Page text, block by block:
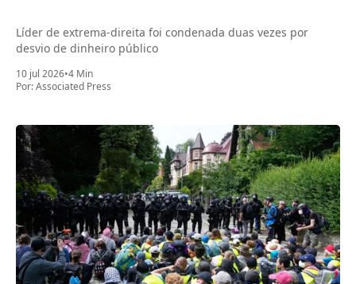
Líder de extrema-direita foi condenada duas vezes por
desvio de dinheiro público
10 jul 2026•4 Min
Por:Associated Press